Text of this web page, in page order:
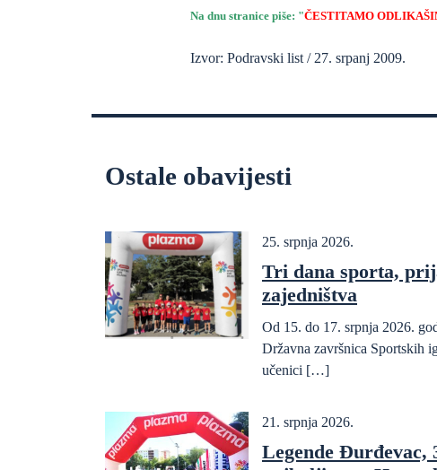
Na dnu stranice piše: "ČESTITAMO
Izvor: Podravski list / 27. srpanj 2009.
Ostale obavijesti
25. srpnja 2026.
Tri dana sporta,
zajedništva
Od 15. do 17. srpnja 2026.
Državna završnica Sportskih
učenici […]
21. srpnja 2026.
Legende Đurđevac,